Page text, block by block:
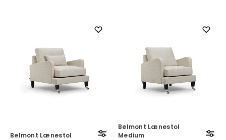
Belmont Lænestol
Belmont Lænestol
Medium